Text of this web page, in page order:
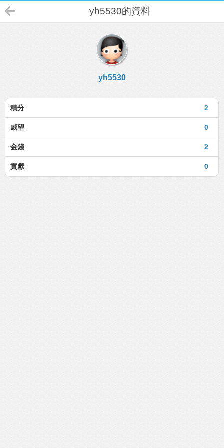
yh5530的資料
yh5530
2
積分
0
威望
2
金錢
0
貢獻